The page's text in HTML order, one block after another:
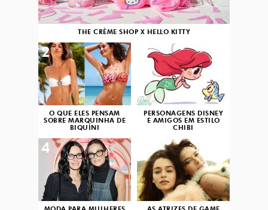
THE CRÈME SHOP X HELLO KITTY
O QUE ELES PENSAM
SOBRE MARQUINHA DE
BIQUÍNI
2
PERSONAGENS DISNEY
E AMIGOS EM ESTILO
CHIBI
3
4